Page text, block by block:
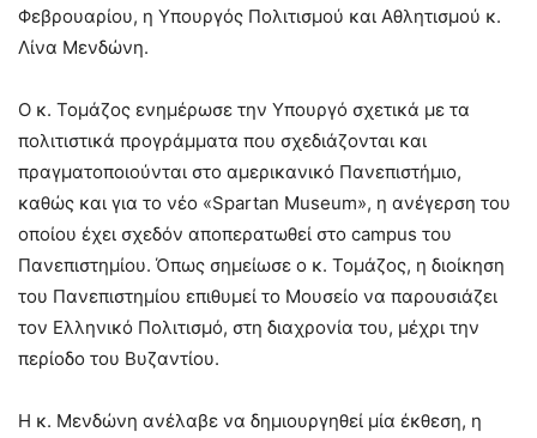
Φεβρουαρίου, η Υπουργός Πολιτισμού και Αθλητισμού κ.
Λίνα Μενδώνη.
Ο κ. Τομάζος ενημέρωσε την Υπουργό σχετικά με τα
πολιτιστικά προγράμματα που σχεδιάζονται και
πραγματοποιούνται στο αμερικανικό Πανεπιστήμιο,
καθώς και για το νέο «Spartan Museum», η ανέγερση του
οποίου έχει σχεδόν αποπερατωθεί στο campus του
Πανεπιστημίου. Όπως σημείωσε ο κ. Τομάζος, η διοίκηση
του Πανεπιστημίου επιθυμεί το Μουσείο να παρουσιάζει
τον Ελληνικό Πολιτισμό, στη διαχρονία του, μέχρι την
περίοδο του Βυζαντίου.
Η κ. Μενδώνη ανέλαβε να δημιουργηθεί μία έκθεση, η